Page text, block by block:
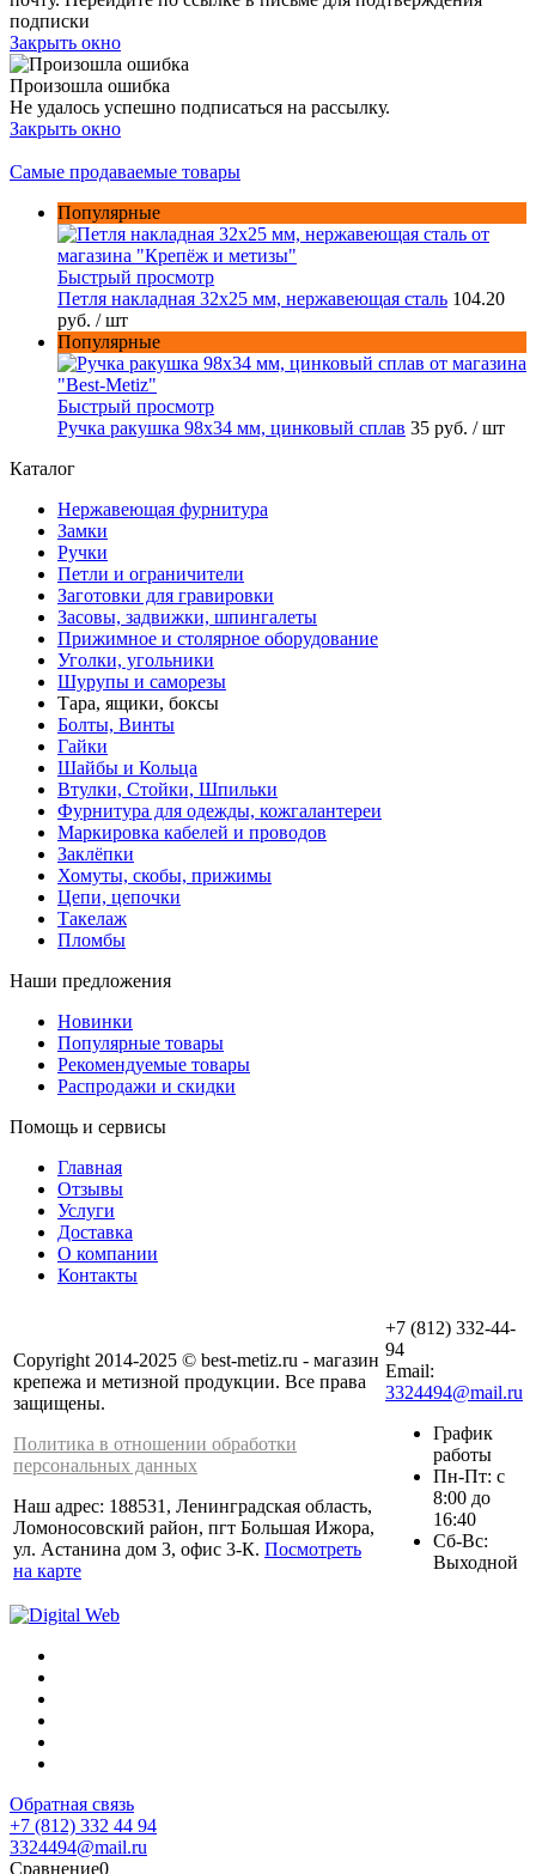
подписки
Закрыть окно
Произошла ошибка
Не удалось успешно подписаться на рассылку.
Закрыть окно
Самые продаваемые товары
Популярные
Быстрый просмотр
Петля накладная 32х25 мм, нержавеющая сталь 104.20
руб. / шт
Популярные
Быстрый просмотр
Ручка ракушка 98x34 мм, цинковый сплав 35 руб. / шт
Каталог
Нержавеющая фурнитура
Замки
Ручки
Петли и ограничители
Заготовки для гравировки
Засовы, задвижки, шпингалеты
Прижимное и столярное оборудование
Уголки, угольники
Шурупы и саморезы
Тара, ящики, боксы
Болты, Винты
Гайки
Шайбы и Кольца
Втулки, Стойки, Шпильки
Фурнитура для одежды, кожгалантереи
Маркировка кабелей и проводов
Заклёпки
Хомуты, скобы, прижимы
Цепи, цепочки
Такелаж
Пломбы
Наши предложения
Новинки
Популярные товары
Рекомендуемые товары
Распродажи и скидки
Помощь и сервисы
Главная
Отзывы
Услуги
Доставка
О компании
Контакты
Copyright 2014-2025 © best-metiz.ru - магазин
крепежа и метизной продукции. Все права
защищены.
Политика в отношении обработки
персональных данных
Наш адрес: 188531, Ленинградская область,
Ломоносовский район, пгт Большая Ижора,
ул. Астанина дом 3, офис 3-К. Посмотреть
на карте
+7 (812) 332-44-
94
Email:
3324494@mail.ru
График
работы
Пн-Пт: с
8:00 до
16:40
Сб-Вс:
Выходной
Обратная связь
+7 (812) 332 44 94
3324494@mail.ru
Сравнение0